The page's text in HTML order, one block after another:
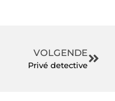
VOLGENDE
Privé detective